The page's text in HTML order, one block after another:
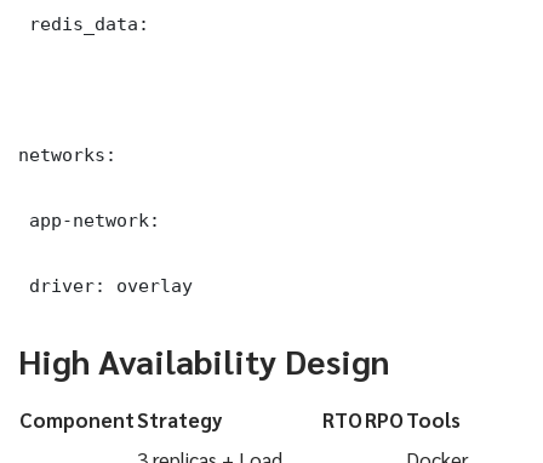
redis_data:
networks:
app-network:
driver: overlay
High Availability Design
ComponentStrategy RTORPOTools